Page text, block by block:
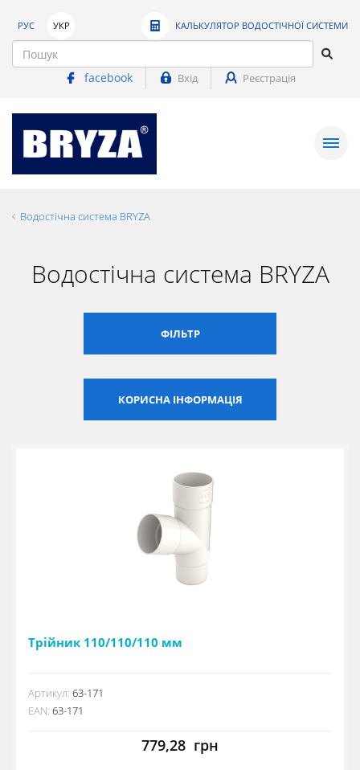
РУС УКР КАЛЬКУЛЯТОР ВОДОСТІЧНОЇ СИСТЕМИ
facebook Вхід Реєстрація
Водостічна система BRYZA
Водостічна система BRYZA
ФІЛЬТР
КОРИСНА ІНФОРМАЦІЯ
Трійник 110/110/110 мм
Артикул: 63-171
EAN: 63-171
779,28 грн